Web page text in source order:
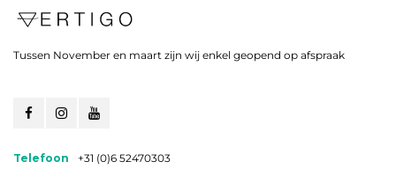
Tussen November en maart zijn wij enkel geopend op afspraak
Telefoon
+31 (0)6 52470303